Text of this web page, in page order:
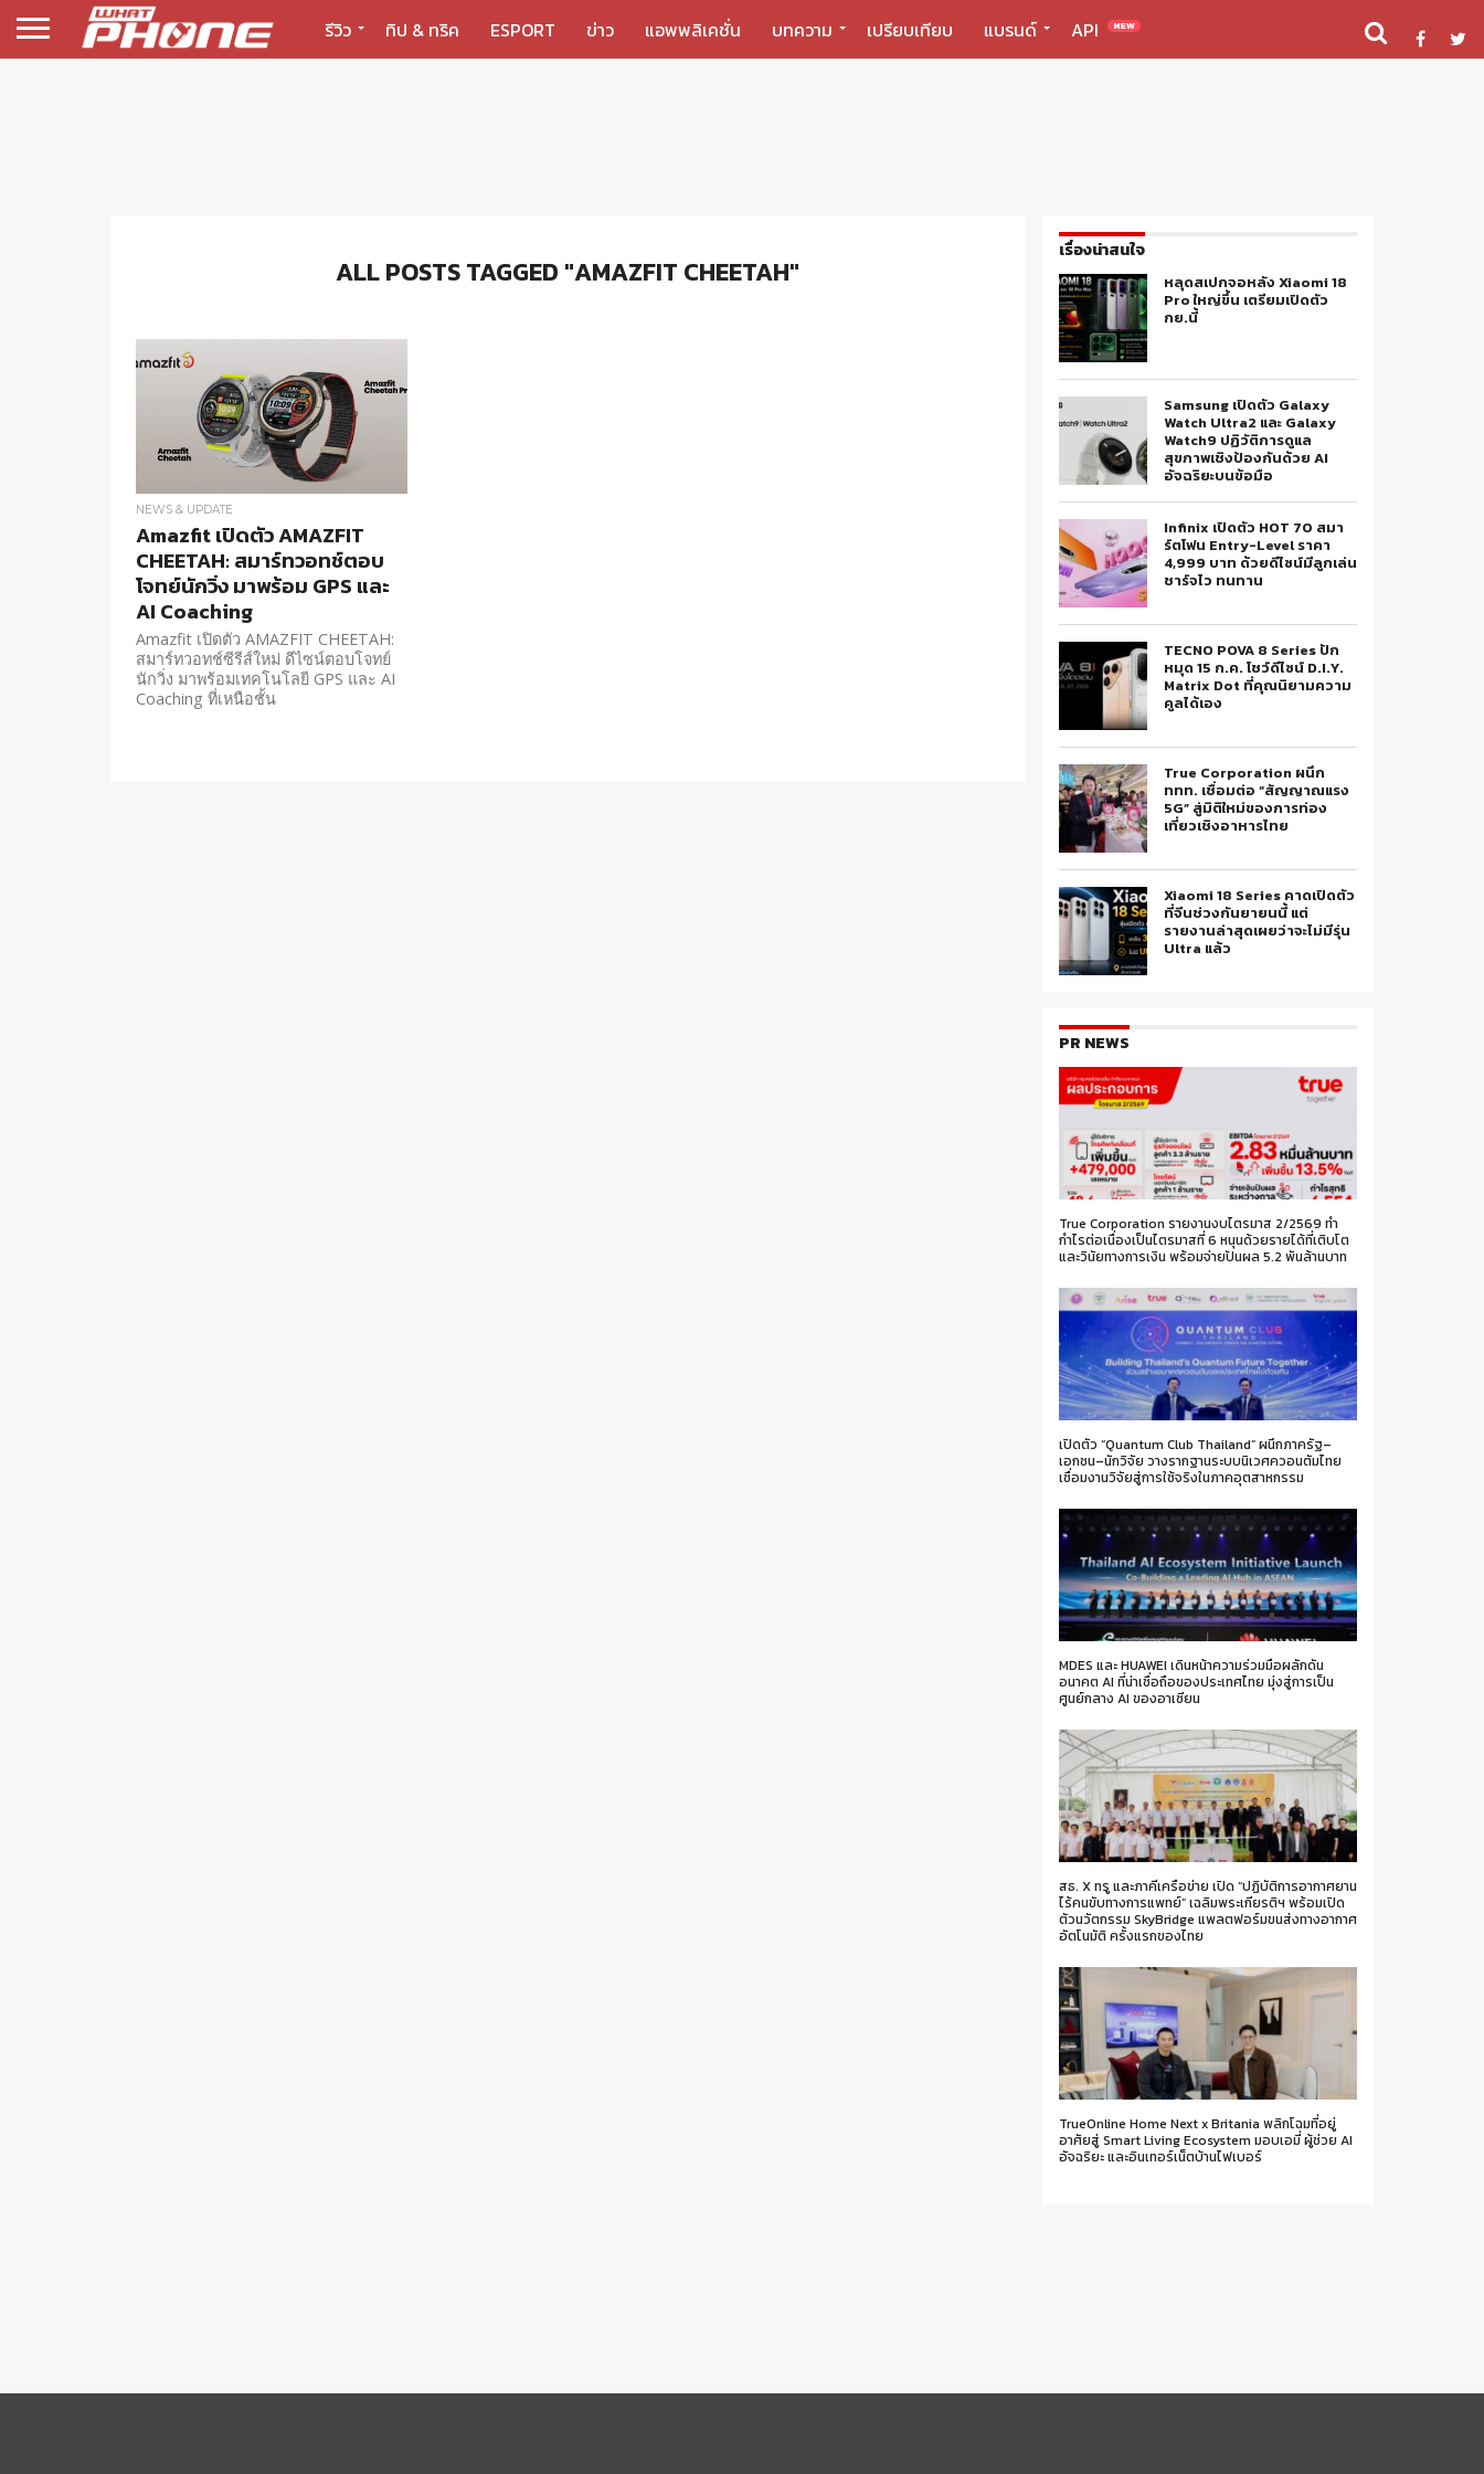
รีวิว ทิป & ทริค ESPORT ข่าว แอพพลิเคชั่น บทความ เปรียบเทียบ แบรนด์ API NEW
ALL POSTS TAGGED "AMAZFIT CHEETAH"
NEWS & UPDATE
Amazfit เปิดตัว AMAZFIT
CHEETAH: สมาร์ทวอทช์ตอบ
โจทย์นักวิ่ง มาพร้อม GPS และ
AI Coaching
Amazfit เปิดตัว AMAZFIT CHEETAH:
สมาร์ทวอทช์ซีรีส์ใหม่ ดีไซน์ตอบโจทย์
นักวิ่ง มาพร้อมเทคโนโลยี GPS และ AI
Coaching ที่เหนือชั้น
เรื่องน่าสนใจ
หลุดสเปกจอหลัง Xiaomi 18
Pro ใหญ่ขึ้น เตรียมเปิดตัว
กย.นี้
Samsung เปิดตัว Galaxy
Watch Ultra2 และ Galaxy
Watch9 ปฏิวัติการดูแล
สุขภาพเชิงป้องกันด้วย AI
อัจฉริยะบนข้อมือ
Infinix เปิดตัว HOT 70 สมา
ร์ตโฟน Entry-Level ราคา
4,999 บาท ด้วยดีไซน์มีลูกเล่น
ชาร์จไว ทนทาน
TECNO POVA 8 Series ปัก
หมุด 15 ก.ค. โชว์ดีไซน์ D.I.Y.
Matrix Dot ที่คุณนิยามความ
คูลได้เอง
True Corporation ผนึก
ททท. เชื่อมต่อ “สัญญาณแรง
5G” สู่มิติใหม่ของการท่อง
เที่ยวเชิงอาหารไทย
Xiaomi 18 Series คาดเปิดตัว
ที่จีนช่วงกันยายนนี้ แต่
รายงานล่าสุดเผยว่าจะไม่มีรุ่น
Ultra แล้ว
PR NEWS
True Corporation รายงานงบไตรมาส 2/2569 ทำ
กำไรต่อเนื่องเป็นไตรมาสที่ 6 หนุนด้วยรายได้ที่เติบโต
และวินัยทางการเงิน พร้อมจ่ายปันผล 5.2 พันล้านบาท
เปิดตัว “Quantum Club Thailand” ผนึกภาครัฐ–
เอกชน–นักวิจัย วางรากฐานระบบนิเวศควอนตัมไทย
เชื่อมงานวิจัยสู่การใช้จริงในภาคอุตสาหกรรม
MDES และ HUAWEI เดินหน้าความร่วมมือผลักดัน
อนาคต AI ที่น่าเชื่อถือของประเทศไทย มุ่งสู่การเป็น
ศูนย์กลาง AI ของอาเซียน
สธ. X ทรู และภาคีเครือข่าย เปิด “ปฏิบัติการอากาศยาน
ไร้คนขับทางการแพทย์” เฉลิมพระเกียรติฯ พร้อมเปิด
ตัวนวัตกรรม SkyBridge แพลตฟอร์มขนส่งทางอากาศ
อัตโนมัติ ครั้งแรกของไทย
TrueOnline Home Next x Britania พลิกโฉมที่อยู่
อาศัยสู่ Smart Living Ecosystem มอบเอมี่ ผู้ช่วย AI
อัจฉริยะ และอินเทอร์เน็ตบ้านไฟเบอร์